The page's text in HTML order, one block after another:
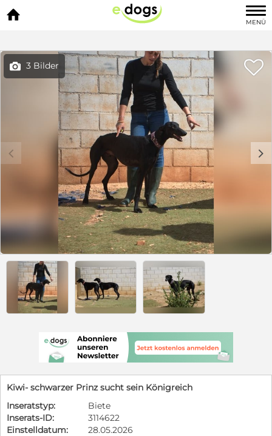

MENÜ
 3 Bilder 
c d
Kiwi- schwarzer Prinz sucht sein Königreich
Inseratstyp:
Biete
Inserats-ID:
3114622
Einstelldatum:
28.05.2026